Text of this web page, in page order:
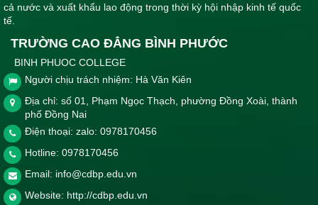
cả nước và xuất khẩu lao động trong thời kỳ hội nhập kinh tế quốc
tế.
TRƯỜNG CAO ĐẲNG BÌNH PHƯỚC
BINH PHUOC COLLEGE
Người chịu trách nhiệm: Hà Văn Kiên
Địa chỉ: số 01, Phạm Ngọc Thạch, phường Đồng Xoài, thành
phố Đồng Nai
Điện thoại: zalo: 0978170456
Hotline: 0978170456
Email: info@cdbp.edu.vn
Website: http://cdbp.edu.vn